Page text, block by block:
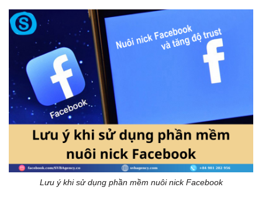
Lưu ý khi sử dụng phần mềm nuôi nick Facebook